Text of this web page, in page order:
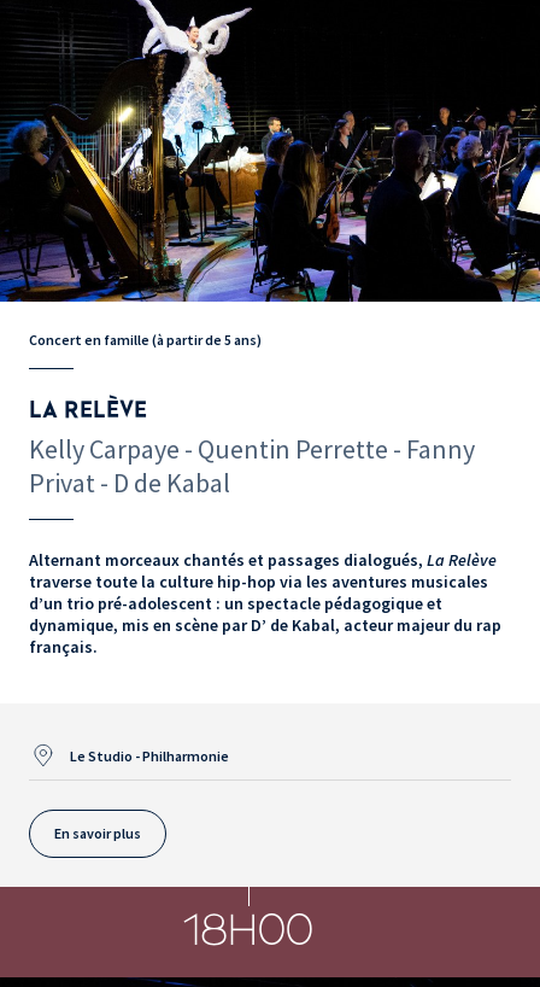
Concert en famille (à partir de 5 ans)
LA RELÈVE
Kelly Carpaye - Quentin Perrette - Fanny
Privat - D de Kabal
Alternant morceaux chantés et passages dialogués, La Relève
traverse toute la culture hip-hop via les aventures musicales
d’un trio pré-adolescent : un spectacle pédagogique et
dynamique, mis en scène par D’ de Kabal, acteur majeur du rap
français.
Le Studio - Philharmonie
En savoir plus
18H00